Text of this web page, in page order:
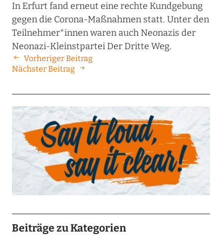
In Erfurt fand erneut eine rechte Kundgebung
gegen die Corona-Maßnahmen statt. Unter den
Teilnehmer*innen waren auch Neonazis der
Neonazi-Kleinstpartei Der Dritte Weg.
Vorheriger Beitrag
Nächster Beitrag
Beiträge zu Kategorien